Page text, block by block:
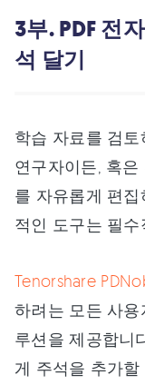
3부. PDF 전
석 달기
학습 자료를 검토
연구자이든, 혹은
를 자유롭게 편
적인 도구는 필수
Tenorshare
하려는 모든 사
루션을 제공합니
게 주석을 추가